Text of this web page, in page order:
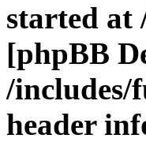
started at
[phpBB
/includes/
header